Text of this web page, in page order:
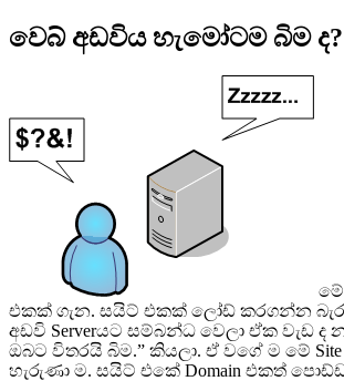
වෙබ් අඩවිය හැමෝටම බිම ද?
එකක් ගැන. සයිට් එකක් ලෝඩ් කරගන්න
අඩවි Serverයට සම්බන්ධ වෙලා ඒක වැඩ
ඔබට විතරයි බිම.” කියලා. ඒ වගේ ම මේ
හැරුණා ම. සයිට් එකේ Domain එකත්